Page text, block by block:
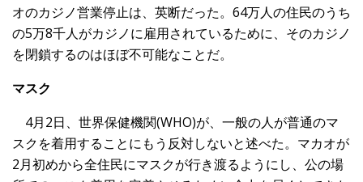
オのカジノ営業停止は、英断だった。64万人の住民のうち
の5万8千人がカジノに雇用されているために、そのカジノ
を閉鎖するのはほぼ不可能なことだ。
マスク
4月2日、世界保健機関(WHO)が、一般の人が普通のマ
スクを着用することにもう反対しないと述べた。マカオが
2月初めから全住民にマスクが行き渡るようにし、公の場